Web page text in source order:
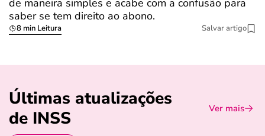
de maneira simples e acabe com a confusão para
saber se tem direito ao abono.
8 min Leitura Salvar artigo
Últimas atualizações
de INSS
Ver mais